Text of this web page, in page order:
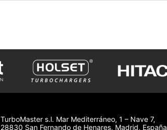
TurboMaster s.l. Mar Mediterráneo, 1 – Nave 7,
28830 San Fernando de Henares, Madrid, España